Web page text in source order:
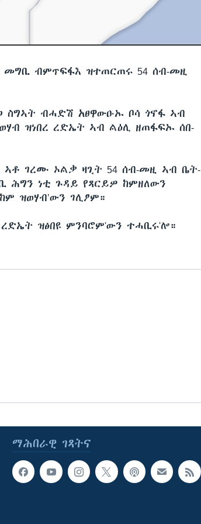
ብምጥፍፋእ ዝተጠርጠሩ 54 ሰብ-መዚ
ብሓድሽ አፀዋውዑኡ ቦሳ ጎኖፋ ኣብ
ዝነበረ ረድኤት ኣብ ልዕሊ ዘጠፋፍኡ ሰበ-
ገረሙ ኦልቃ ዛጊት 54 ሰብ-መዚ ኣብ ቤት-
ሕግን ነቲ ጉዳይ የጻርይዎ ከምዘለውን
ዝወሃብ’ውን ገሊፆም።
ዝፅበዩ ምንባሮም'ውን ተሓቢሩ'ሎ።
ማሕበራዊ ገጻትና